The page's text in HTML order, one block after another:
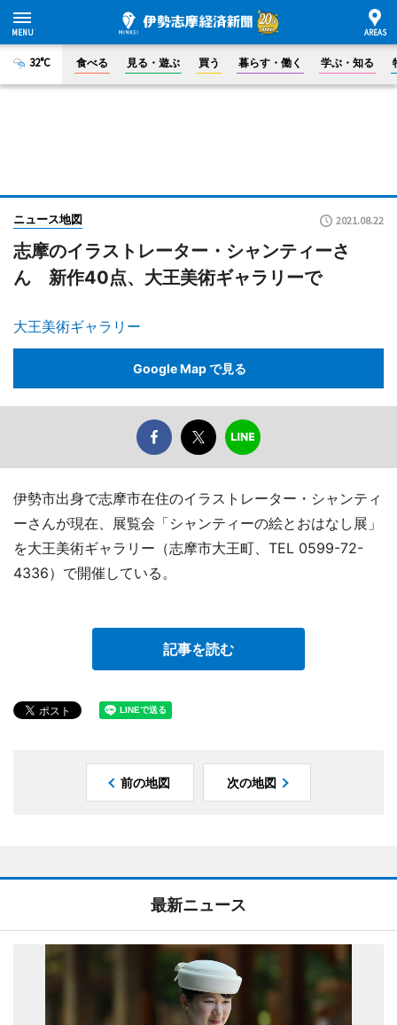
32°C 食べる 見る・遊ぶ 買う 暮らす・働く 学ぶ・知る
ニュース地図 2021.08.22
志摩のイラストレーター・シャンティーさ
ん 新作40点、大王美術ギャラリーで
大王美術ギャラリー
Google Map で見る
伊勢市出身で志摩市在住のイラストレーター・シャンティ
ーさんが現在、展覧会「シャンティーの絵とおはなし展」
を大王美術ギャラリー（志摩市大王町、TEL 0599-72-
4336）で開催している。
記事を読む
前の地図 次の地図
最新ニュース